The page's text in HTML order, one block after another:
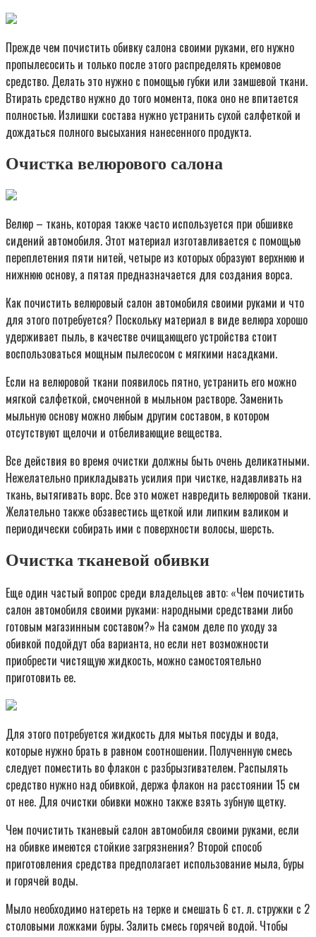
Прежде чем почистить обивку салона своими руками, его нужно
пропылесосить и только после этого распределять кремовое
средство. Делать это нужно с помощью губки или замшевой ткани.
Втирать средство нужно до того момента, пока оно не впитается
полностью. Излишки состава нужно устранить сухой салфеткой и
дождаться полного высыхания нанесенного продукта.
Очистка велюрового салона
Велюр – ткань, которая также часто используется при обшивке
сидений автомобиля. Этот материал изготавливается с помощью
переплетения пяти нитей, четыре из которых образуют верхнюю и
нижнюю основу, а пятая предназначается для создания ворса.
Как почистить велюровый салон автомобиля своими руками и что
для этого потребуется? Поскольку материал в виде велюра хорошо
удерживает пыль, в качестве очищающего устройства стоит
воспользоваться мощным пылесосом с мягкими насадками.
Если на велюровой ткани появилось пятно, устранить его можно
мягкой салфеткой, смоченной в мыльном растворе. Заменить
мыльную основу можно любым другим составом, в котором
отсутствуют щелочи и отбеливающие вещества.
Все действия во время очистки должны быть очень деликатными.
Нежелательно прикладывать усилия при чистке, надавливать на
ткань, вытягивать ворс. Все это может навредить велюровой ткани.
Желательно также обзавестись щеткой или липким валиком и
периодически собирать ими с поверхности волосы, шерсть.
Очистка тканевой обивки
Еще один частый вопрос среди владельцев авто: «Чем почистить
салон автомобиля своими руками: народными средствами либо
готовым магазинным составом?» На самом деле по уходу за
обивкой подойдут оба варианта, но если нет возможности
приобрести чистящую жидкость, можно самостоятельно
приготовить ее.
Для этого потребуется жидкость для мытья посуды и вода,
которые нужно брать в равном соотношении. Полученную смесь
следует поместить во флакон с разбрызгивателем. Распылять
средство нужно над обивкой, держа флакон на расстоянии 15 см
от нее. Для очистки обивки можно также взять зубную щетку.
Чем почистить тканевый салон автомобиля своими руками, если
на обивке имеются стойкие загрязнения? Второй способ
приготовления средства предполагает использование мыла, буры
и горячей воды.
Мыло необходимо натереть на терке и смешать 6 ст. л. стружки с 2
столовыми ложками буры. Залить смесь горячей водой. Чтобы